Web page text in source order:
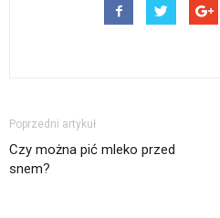
Poprzedni artykuł
Czy można pić mleko przed
snem?